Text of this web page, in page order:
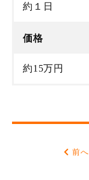
約１日
価格
約15万円
前へ